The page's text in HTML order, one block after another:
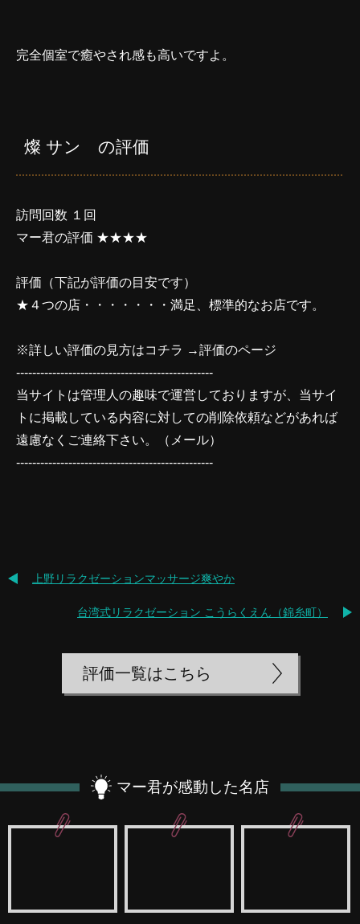
完全個室で癒やされ感も高いですよ。
燦 サン の評価
訪問回数 １回
マー君の評価 ★★★★
評価（下記が評価の目安です）
★４つの店・・・・・・・満足、標準的なお店です。
※詳しい評価の見方はコチラ →評価のページ
-------------------------------------------------
当サイトは管理人の趣味で運営しておりますが、当サイ
トに掲載している内容に対しての削除依頼などがあれば
遠慮なくご連絡下さい。（ メール）
-------------------------------------------------
上野リラクゼーションマッサージ爽やか
台湾式リラクゼーション こうらくえん（錦糸町）
評価一覧はこちら
マー君が感動した名店